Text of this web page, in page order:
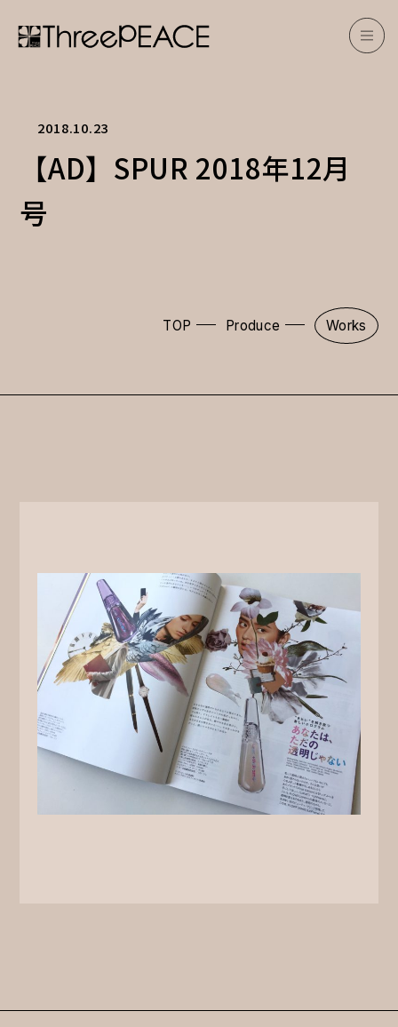
2018.10.23
【AD】SPUR 2018年12月
号
TOP Produce Works